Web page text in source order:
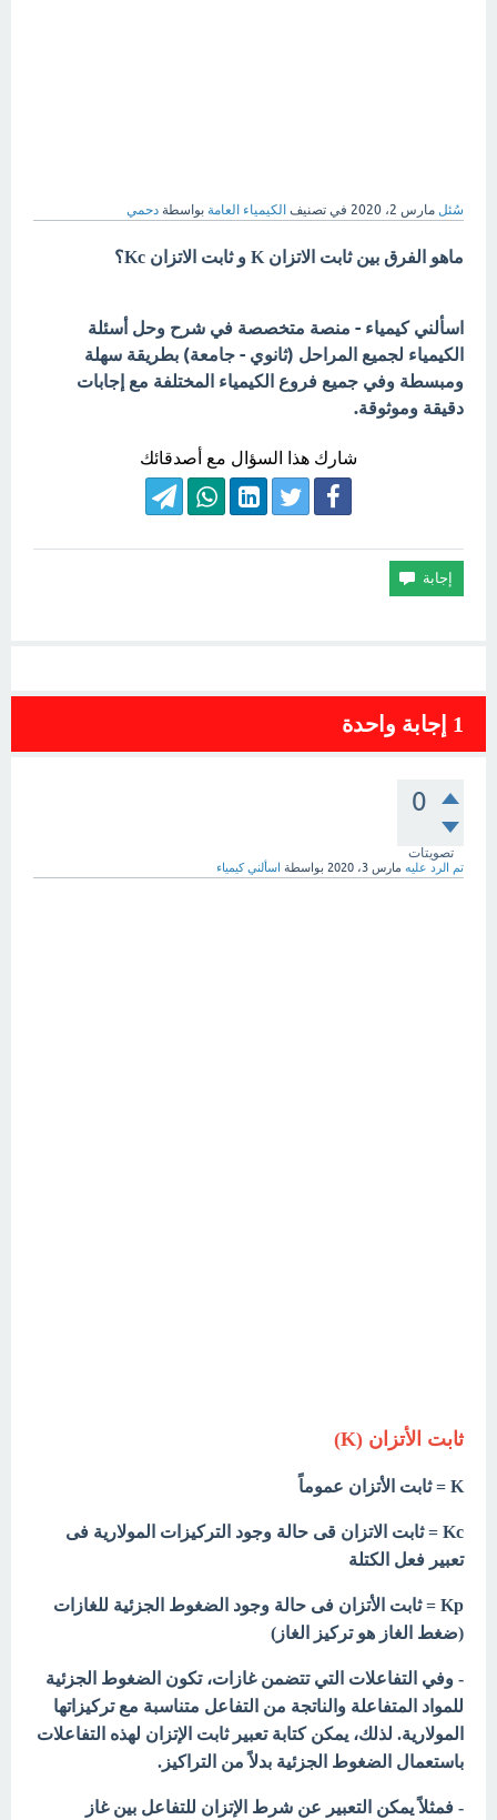
سُئل مارس 2، 2020 في تصنيف الكيمياء العامة بواسطة دحمي
ماهو الفرق بين ثابت الاتزان K و ثابت الاتزان Kc؟
اسألني كيمياء - منصة متخصصة في شرح وحل أسئلة
الكيمياء لجميع المراحل (ثانوي - جامعة) بطريقة سهلة
ومبسطة وفي جميع فروع الكيمياء المختلفة مع إجابات
دقيقة وموثوقة.
شارك هذا السؤال مع أصدقائك
1 إجابة واحدة
0
تصويتات
تم الرد عليه مارس 3، 2020 بواسطة اسألني كيمياء
ثابت الأتزان (K)
K = ثابت الأتزان عموماً
Kc = ثابت الاتزان قى حالة وجود التركيزات المولارية فى
تعبير فعل الكتلة
Kp = ثابت الأتزان فى حالة وجود الضغوط الجزئية للغازات
(ضغط الغاز هو تركيز الغاز)
- وفي التفاعلات التي تتضمن غازات، تكون الضغوط الجزئية
للمواد المتفاعلة والناتجة من التفاعل متناسبة مع تركيزاتھا
المولارية. لذلك، يمكن كتابة تعبير ثابت الإتزان لھذه التفاعلات
باستعمال الضغوط الجزئية بدلاً من التراكيز.
- فمثلاً يمكن التعبير عن شرط الإتزان للتفاعل بين غاز